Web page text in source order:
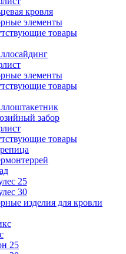
кровля
элементы
товары
элементы
товары
забор
товары
25
30
изделия для кровли
25